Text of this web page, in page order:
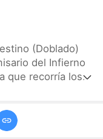
(Doblado)
del Infierno
que recorría los
de Yulia Leal
podría